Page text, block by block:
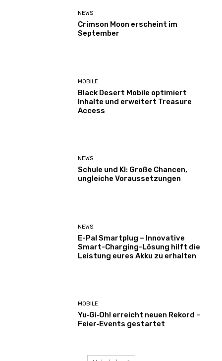
NEWS
Crimson Moon erscheint im
September
MOBILE
Black Desert Mobile optimiert
Inhalte und erweitert Treasure
Access
NEWS
Schule und KI: Große Chancen,
ungleiche Voraussetzungen
NEWS
E-Pal Smartplug – Innovative
Smart-Charging-Lösung hilft die
Leistung eures Akku zu erhalten
MOBILE
Yu‑Gi‑Oh! erreicht neuen Rekord –
Feier‑Events gestartet